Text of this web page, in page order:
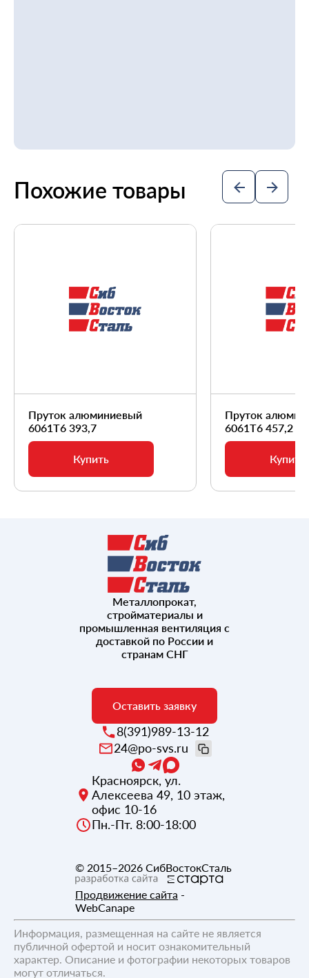
Похожие товары
Пруток алюминиевый
6061Т6 393,7
Купить
Пруток
6061Т6 457,2
Купить
Металлопрокат,
стройматериалы и
промышленная вентиляция с
доставкой по России и
странам СНГ
Оставить заявку
8(391)989-13-12
24@po-svs.ru
Красноярск, ул.
Алексеева 49, 10 этаж,
офис 10-16
Пн.-Пт. 8:00-18:00
© 2015–2026 СибВостокСталь
Продвижение сайта -
WebCanape
Информация, размещенная на сайте не является
публичной офертой и носит ознакомительный
характер. Описание и фотографии некоторых товаров
могут отличаться.